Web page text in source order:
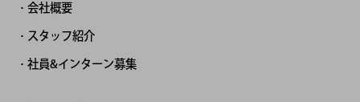
会社概要
スタッフ紹介
社員&インターン募集